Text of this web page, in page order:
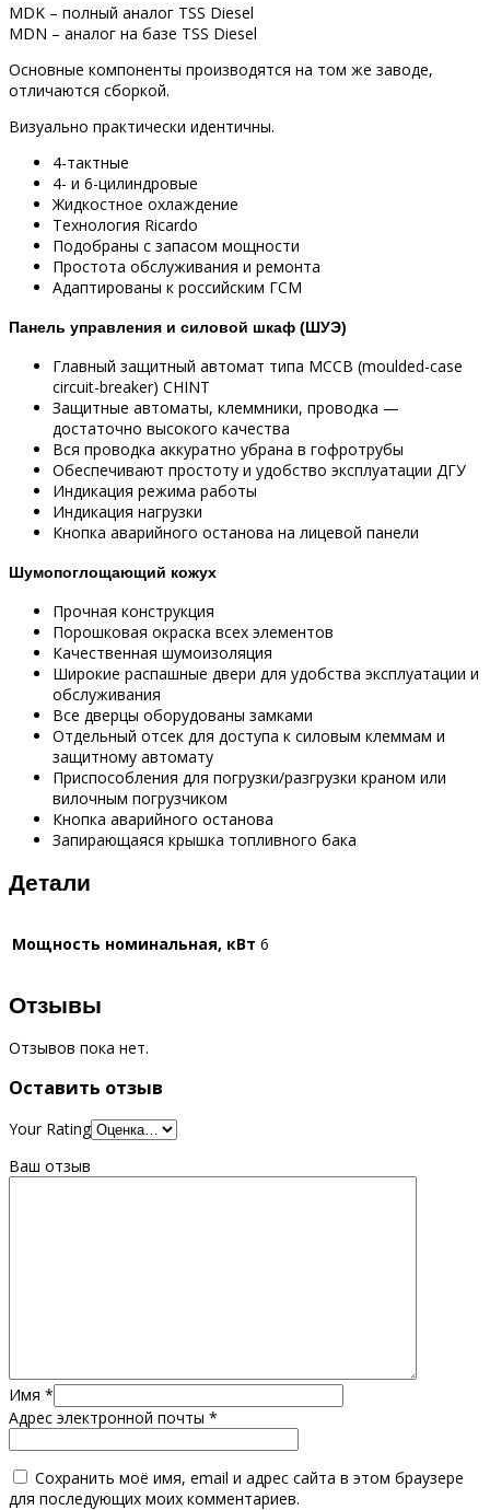
MDK – полный аналог TSS Diesel
MDN – аналог на базе TSS Diesel
Основные компоненты производятся на том же заводе,
отличаются сборкой.
Визуально практически идентичны.
4-тактные
4- и 6-цилиндровые
Жидкостное охлаждение
Технология Ricardo
Подобраны с запасом мощности
Простота обслуживания и ремонта
Адаптированы к российским ГСМ
Панель управления и силовой шкаф (ШУЭ)
Главный защитный автомат типа MCCB (moulded-case
circuit-breaker) CHINT
Защитные автоматы, клеммники, проводка —
достаточно высокого качества
Вся проводка аккуратно убрана в гофротрубы
Обеспечивают простоту и удобство эксплуатации ДГУ
Индикация режима работы
Индикация нагрузки
Кнопка аварийного останова на лицевой панели
Шумопоглощающий кожух
Прочная конструкция
Порошковая окраска всех элементов
Качественная шумоизоляция
Широкие распашные двери для удобства эксплуатации и
обслуживания
Все дверцы оборудованы замками
Отдельный отсек для доступа к силовым клеммам и
защитному автомату
Приспособления для погрузки/разгрузки краном или
вилочным погрузчиком
Кнопка аварийного останова
Запирающаяся крышка топливного бака
Детали
Мощность номинальная, кВт 6
Отзывы
Отзывов пока нет.
Оставить отзыв
Your Rating
Ваш отзыв
Имя *
Адрес электронной почты *
Сохранить моё имя, email и адрес сайта в этом браузере
для последующих моих комментариев.